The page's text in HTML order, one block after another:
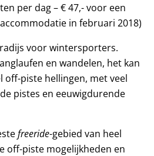
per dag – € 47,- voor een
in februari 2018)
voor wintersporters.
en wandelen, het kan
off-piste hellingen, met veel
pistes en eeuwigdurende
freeride-gebied van heel
off-piste mogelijkheden en